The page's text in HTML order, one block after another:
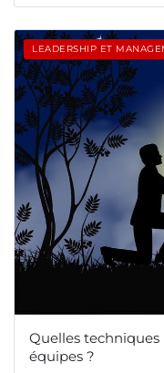
LEADERSHIP ET
Quelles
équipes ?